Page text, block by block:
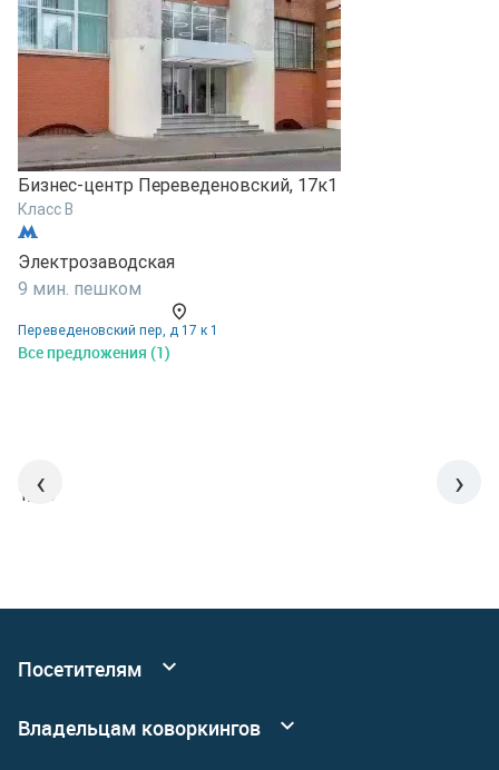
Бизнес-центр Переведеновский, 17к1
Класс B
Электрозаводская
9 мин. пешком
Переведеновский пер, д 17 к 1
Все предложения (1)
‹ ›
1/15
Посетителям
События
Владельцам коворкингов